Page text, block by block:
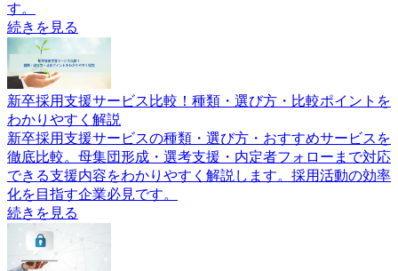
す。
続きを見る
新卒採用支援サービス比較！種類・選び方・比較ポイントを
わかりやすく解説
新卒採用支援サービスの種類・選び方・おすすめサービスを
徹底比較。母集団形成・選考支援・内定者フォローまで対応
できる支援内容をわかりやすく解説します。採用活動の効率
化を目指す企業必見です。
続きを見る